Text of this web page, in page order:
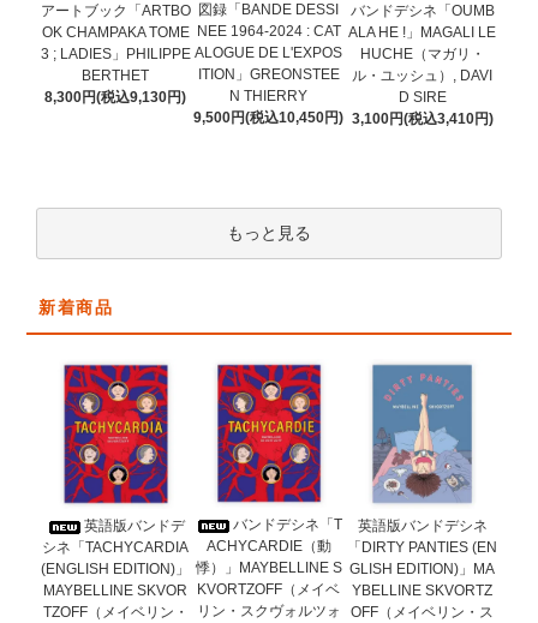
アートブック「ARTBO
OK CHAMPAKA TOME
3 ; LADIES」PHILIPPE
BERTHET
8,300円(税込9,130円)
図録「BANDE DESSI
NEE 1964-2024 : CAT
ALOGUE DE L'EXPOS
ITION」GREONSTEE
N THIERRY
9,500円(税込10,450円)
バンドデシネ「OUMB
ALA HE !」MAGALI LE
HUCHE（マガリ・
ル・ユッシュ）, DAVI
D SIRE
3,100円(税込3,410円)
もっと見る
新着商品
英語版バンドデ
シネ「TACHYCARDIA
(ENGLISH EDITION)」
MAYBELLINE SKVOR
TZOFF（メイベリン・
バンドデシネ「T
ACHYCARDIE（動
悸）」MAYBELLINE S
KVORTZOFF（メイベ
リン・スクヴォルツォ
英語版バンドデシネ
「DIRTY PANTIES (EN
GLISH EDITION)」MA
YBELLINE SKVORTZ
OFF（メイベリン・ス